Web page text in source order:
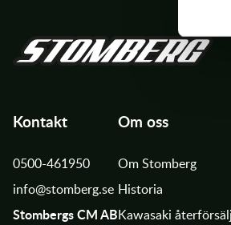
Kontakt
0500-461950
info@stomberg.se
Stombergs CM AB
Om oss
Om Stomberg
Historia
Kawasaki